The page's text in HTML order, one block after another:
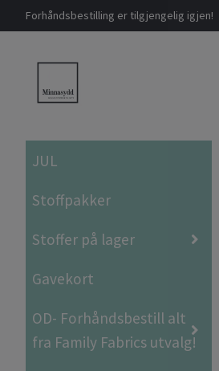
Forhåndsbestilling er tilgjengelig igjen!
JUL
Stoffpakker
Stoffer på lager
Gavekort
OD- Forhåndsbestill alt
fra Family Fabrics utvalg!